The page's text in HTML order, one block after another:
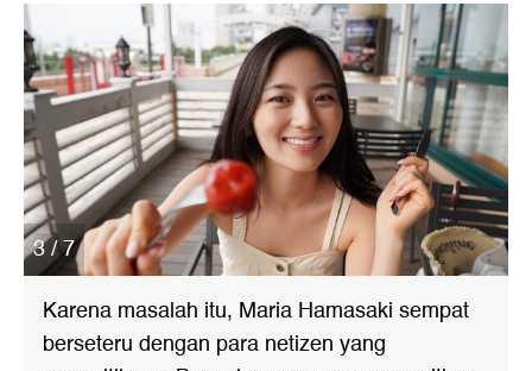
3 / 7
Karena masalah itu, Maria Hamasaki sempat
berseteru dengan para netizen yang